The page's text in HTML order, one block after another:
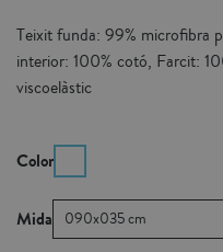
Teixit funda: 99% microfibra
interior: 100% cotó, Farcit:
viscoelàstic
Color
Mida 090x035 cm